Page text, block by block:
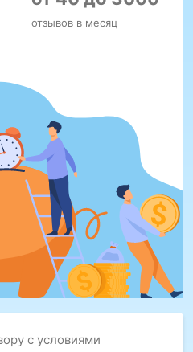
с условиями
отзывов в месяц